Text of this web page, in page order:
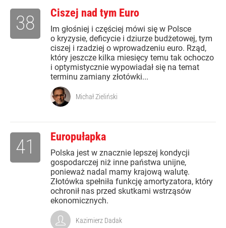
Ciszej nad tym Euro
Im głośniej i częściej mówi się w Polsce
o kryzysie, deficycie i dziurze budżetowej, tym
ciszej i rzadziej o wprowadzeniu euro. Rząd,
który jeszcze kilka miesięcy temu tak ochoczo
i optymistycznie wypowiadał się na temat
terminu zamiany złotówki...
38
Michał Zieliński
Europułapka
Polska jest w znacznie lepszej kondycji
gospodarczej niż inne państwa unijne,
ponieważ nadal mamy krajową walutę.
Złotówka spełniła funkcję amortyzatora, który
ochronił nas przed skutkami wstrząsów
ekonomicznych.
41
Kazimierz Dadak